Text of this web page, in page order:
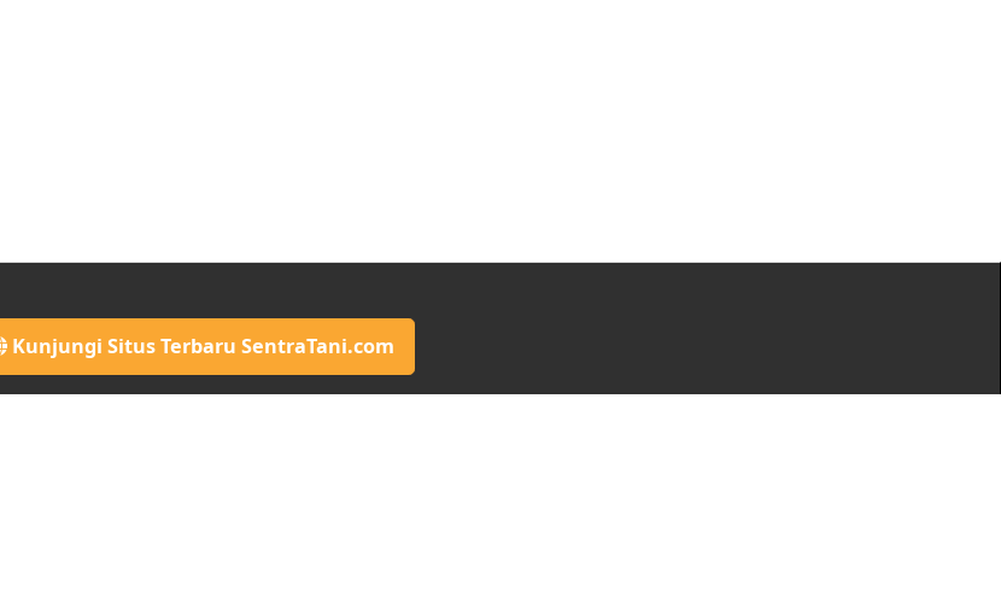
Kunjungi Situs Terbaru SentraTani.com